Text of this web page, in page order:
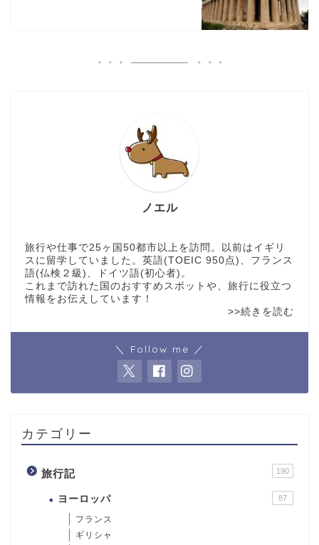
ノエル
旅行や仕事で25ヶ国50都市以上を訪問。以前はイギリ
スに留学していました。英語(TOEIC 950点)、フランス
語(仏検２級)、ドイツ語(初心者)。
これまで訪れた国のおすすめスポットや、旅行に役立つ
情報をお伝えしています！
>>続きを読む
＼ Follow me ／
カテゴリー
旅行記 190
ヨーロッパ 87
フランス
ギリシャ